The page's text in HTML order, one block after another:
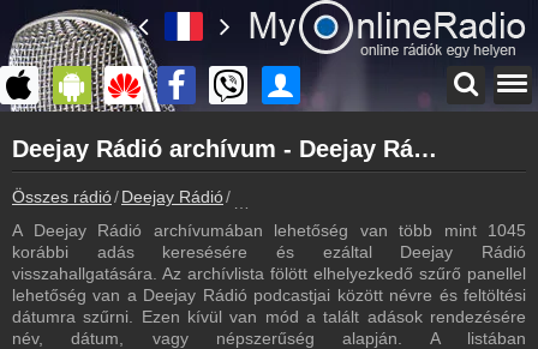
myonlineradio.hu
Deejay Rádió
Vissza a Deejay Rádió oldalára
Bejelentkezés
Hozz létre saját fiókot!
Most szól
Tudd meg mi szólt eddig
Deejay Rádió archívum - Deejay Rádió podcasts - Deejay Rádió visszahallgatás
Összes rádió Deejay Rádió
A Deejay Rádió archívumában lehetőség van több mint 1045
korábbi adás keresésére és ezáltal Deejay Rádió
visszahallgatására. Az archívlista fölött elhelyezkedő szűrő panellel
lehetőség van a Deejay Rádió podcastjai között névre és feltöltési
dátumra szűrni. Ezen kívül van mód a talált adások rendezésére
név, dátum, vagy népszerűség alapján. A listában